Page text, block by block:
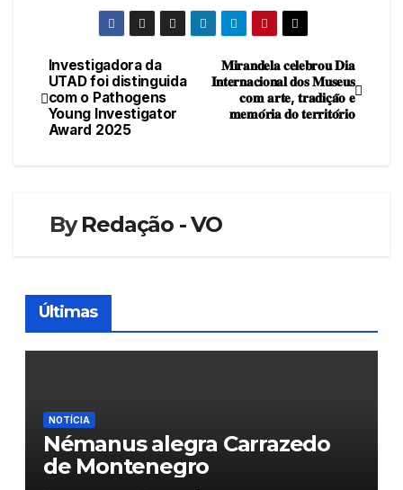
Navegação
de
𝐌𝐢𝐫𝐚𝐧𝐝𝐞𝐥𝐚 𝐜𝐞𝐥𝐞𝐛𝐫𝐨𝐮 𝐃𝐢𝐚
𝐈𝐧𝐭𝐞𝐫𝐧𝐚𝐜𝐢𝐨𝐧𝐚𝐥 𝐝𝐨𝐬 𝐌𝐮𝐬𝐞𝐮𝐬
𝐜𝐨𝐦 𝐚𝐫𝐭𝐞, 𝐭𝐫𝐚𝐝𝐢𝐜̧𝐚̃𝐨 𝐞
𝐦𝐞𝐦𝐨́𝐫𝐢𝐚 𝐝𝐨 𝐭𝐞𝐫𝐫𝐢𝐭𝐨́𝐫𝐢𝐨
Investigadora da
UTAD foi distinguida
com o Pathogens
Young Investigator
Award 2025
ByRedação - VO
Últimas
NOTÍCIA
Némanus alegra Carrazedo
de Montenegro